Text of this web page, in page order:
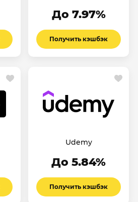
До 7.97%
Получить кэшбэк
Udemy
До 5.84%
Получить кэшбэк